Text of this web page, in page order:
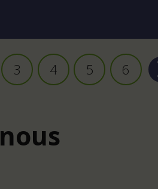
Page
3 Page
4 Page
5 Page
6